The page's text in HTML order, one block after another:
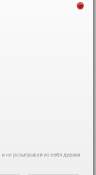
не разыгрывай из себя дурака